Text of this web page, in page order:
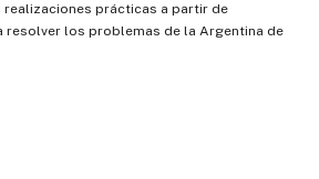
prácticas a partir de
resolver los problemas de la Argentina de